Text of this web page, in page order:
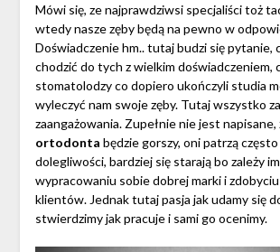
Mówi się, ze najprawdziwsi specjaliści toż
wtedy nasze zęby będą na pewno w
Doświadczenie hm.. tutaj budzi się pytanie,
chodzić do tych z wielkim doświadczeniem,
stomatolodzy co dopiero ukończyli studia
wyleczyć nam swoje zęby. Tutaj wszystko
zaangażowania. Zupełnie nie jest napisane,
ortodonta będzie gorszy, oni patrzą często
dolegliwości, bardziej się starają bo zależy
wypracowaniu sobie dobrej marki i
klientów. Jednak tutaj pasja jak udamy się
stwierdzimy jak pracuje i sami go ocenimy.